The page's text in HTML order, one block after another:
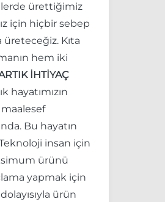
ürettiğimiz
için hiçbir sebep
üreteceğiz. Kıta
hem iki
İHTİYAÇ
hayatımızın
Bu hayatın
insan için
ürünü
yapmak için
ürün